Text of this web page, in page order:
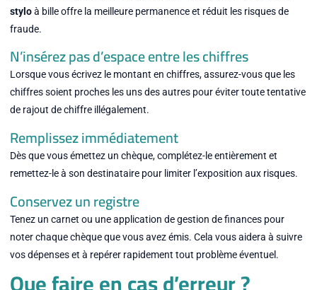
styloà bille offre la meilleure permanence et réduit les risques de
fraude.
N’insérez pas d’espace entre les chiffres
Lorsque vous écrivez le montant en chiffres, assurez-vous que les
chiffres soient proches les uns des autres pour éviter toute tentative
de rajout de chiffre illégalement.
Remplissez immédiatement
Dès que vous émettez un chèque, complétez-le entièrement et
remettez-le à son destinataire pour limiter l’exposition aux risques.
Conservez un registre
Tenez un carnet ou une application de gestion de finances pour
noter chaque chèque que vous avez émis. Cela vous aidera à suivre
vos dépenses et à repérer rapidement tout problème éventuel.